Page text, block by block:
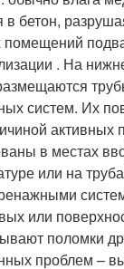
в бетон,
помещений
. На
систем. Их
активных
в местах
или на
или
поломки
проблем –